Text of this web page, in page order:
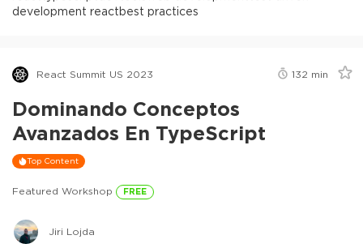
development reactbest practices
React Summit US 2023 132 min
Dominando Conceptos
Avanzados En TypeScript
Top Content
Featured Workshop FREE
Jiri Lojda